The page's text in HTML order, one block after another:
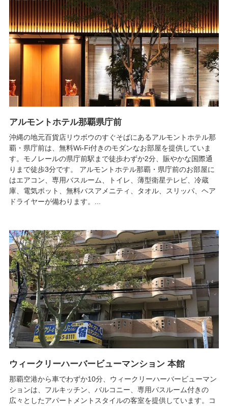
アルモントホテル那覇県庁前
沖縄の地元百貨店リウボウのすぐそばにあるアルモントホテル那
覇・県庁前は、無料Wi-Fi付きのモダンなお部屋を提供していま
す。モノレールの県庁前駅まで徒歩わずか2分、賑やかな国際通
りまで徒歩3分です。 アルモントホテル那覇・県庁前のお部屋に
はエアコン、専用バスルーム、トイレ、薄型衛星テレビ、冷蔵
庫、電気ポット、無料バスアメニティ、タオル、スリッパ、ヘア
ドライヤーが備わります。...
ウィークリーハーバービューマンション 本館
那覇空港から車でわずか10分、ウィークリーハーバービューマン
ションは、フルキッチン、バルコニー、専用バスルーム付きの
広々としたアパートメントスタイルの客室を提供しています。コ